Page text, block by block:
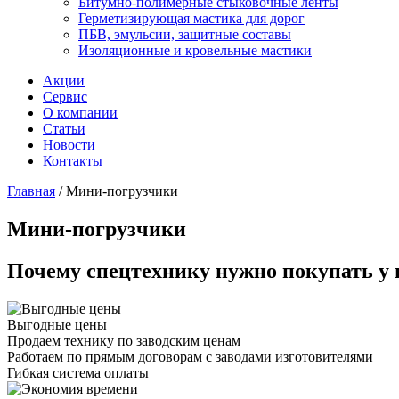
Герметизирующая мастика для дорог
ПБВ, эмульсии, защитные составы
Изоляционные и кровельные мастики
Акции
Сервис
О компании
Статьи
Новости
Контакты
Главная /Мини-погрузчики
Мини-погрузчики
Почему спецтехнику нужно покупать у
Выгодные цены
Продаем технику по заводским ценам
Работаем по прямым договорам с заводами изготовителями
Гибкая система оплаты